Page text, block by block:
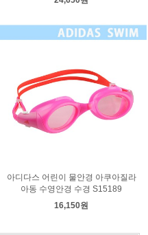
아디다스 어린이 물안경 아쿠아질라
아동 수영안경 수경 S15189
16,150원